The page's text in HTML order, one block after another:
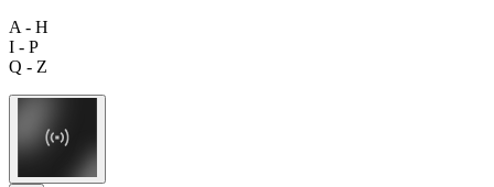
A - H
I - P
Q - Z